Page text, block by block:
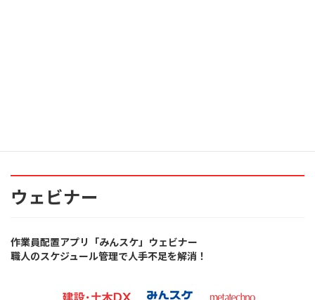
ウェビナー
作業員配置アプリ「みんスケ」ウェビナー
職人のスケジュール管理で人手不足を解消！